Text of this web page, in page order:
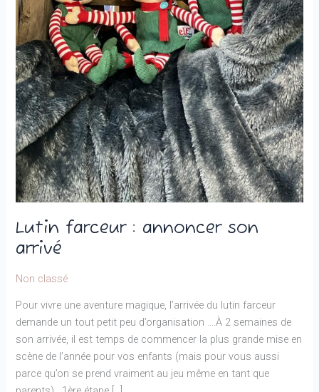
Lutin farceur : annoncer son
arrivé
Non classé
Pour vivre une aventure magique, l’arrivée du lutin farceur
demande un tout petit peu d’organisation ….À 2 semaines de
son arrivée, il est temps de commencer la plus grande mise en
scène de l’année pour vos enfants (mais pour vous aussi
parce qu’on se prend vraiment au jeu même en tant que